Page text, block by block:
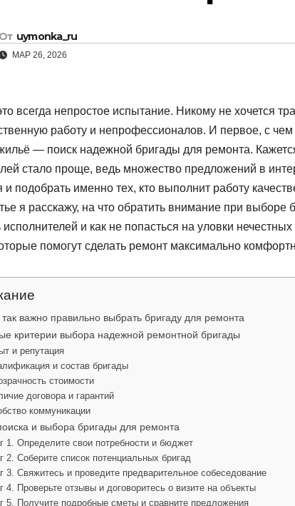
От uymonka_ru
МАР 26, 2026
всегда непростое испытание. Никому не хочется
работу и непрофессионалов. И первое, с
— поиск надежной бригады для ремонта.
стало проще, ведь множество предложений в
и подобрать именно тех, кто выполнит работу
я расскажу, на что обратить внимание при выборе
исполнителей и как не попасться на уловки
помогут сделать ремонт максимально
важно правильно выбрать бригаду для ремонта
критерии выбора надежной ремонтной бригады
и репутация
и состав бригады
стоимости
договора и гарантий
коммуникации
и выбора бригады для ремонта
1. Определите свои потребности и бюджет
2. Соберите список потенциальных бригад
3. Свяжитесь и проведите предварительное собеседование
4. Проверьте отзывы и договоритесь о визите на объекты
5. Получите подробные сметы и сравните предложения